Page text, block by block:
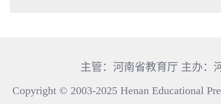
主管：河南省教育厅 主办：
Copyright © 2003-2025 Henan Educational